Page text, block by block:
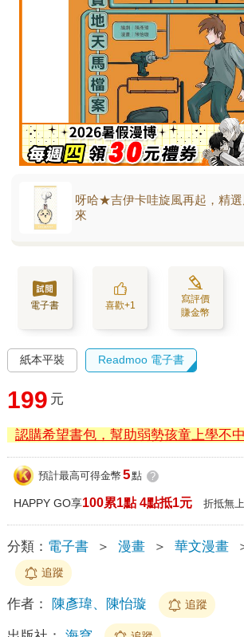
呀哈★吉伊卡哇旋風再起，精選
來
電子書 喜歡+1
寫評價
賺金幣
紙本平裝 Readmoo 電子書
199 元
認購希望書包，幫助弱勢孩童上學不中
預計最高可得金幣 5點 ?
HAPPY GO享100累1點 4點抵1元 折抵無
分類： 電子書 ＞ 漫畫 ＞ 華文漫畫
追蹤
作者： 陳彥瑋、陳怡璇 追蹤